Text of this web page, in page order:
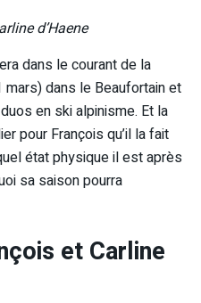
d’Haene
dans le courant de la
mars) dans le Beaufortain et
en ski alpinisme. Et la
pour François qu’il la fait
état physique il est après
sa saison pourra
et Carline